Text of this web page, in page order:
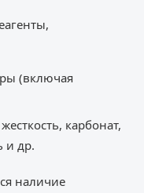
(включая
карбонат,
и др.
наличие